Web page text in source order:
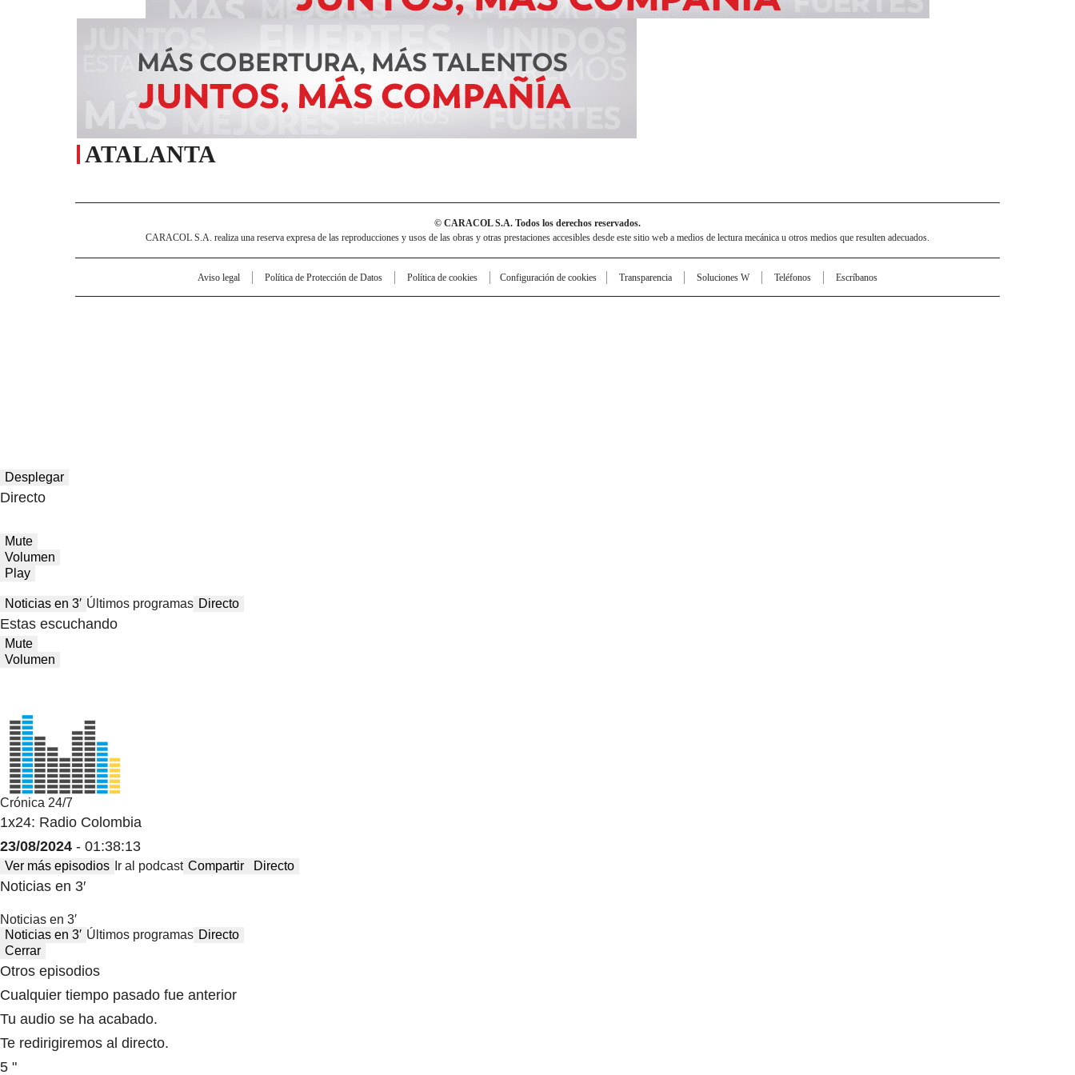
ATALANTA
© CARACOL S.A. Todos los derechos reservados.
CARACOL S.A. realiza una reserva expresa de las reproducciones y usos de las obras y otras prestaciones accesibles desde este sitio web a medios de lectura mecánica u otros medios que resulten adecuados.
Aviso legal Política de Protección de Datos Política de cookies Configuración de cookies Transparencia Soluciones W Teléfonos Escríbanos
Desplegar
Directo
Mute
Volumen
Play
Noticias en 3′ Últimos programas Directo
Estas escuchando
Mute
Volumen
Crónica 24/7
1x24: Radio Colombia
23/08/2024 - 01:38:13
Ver más episodios Ir al podcast Compartir Directo
Noticias en 3′
Noticias en 3′
Noticias en 3′ Últimos programas Directo
Cerrar
Otros episodios
Cualquier tiempo pasado fue anterior
Tu audio se ha acabado.
Te redirigiremos al directo.
5 "